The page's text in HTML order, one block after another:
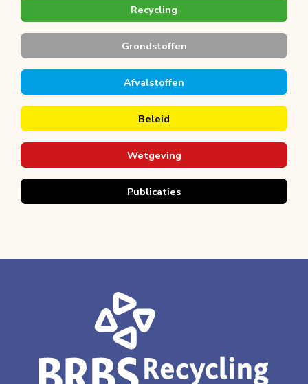
Recycling
Grondstoffen
Afvalstoffen
Beleid
Wetgeving
Publicaties